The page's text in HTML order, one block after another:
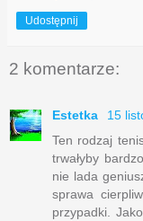
Udostępnij
2 komentarze:
Estetka
15
Ten rodzaj
trwałyby
nie lada
sprawa
przypadki.